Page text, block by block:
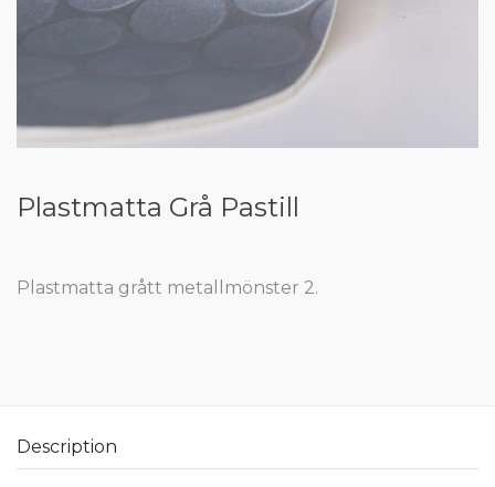
Plastmatta Grå Pastill
Plastmatta grått metallmönster 2.
Description